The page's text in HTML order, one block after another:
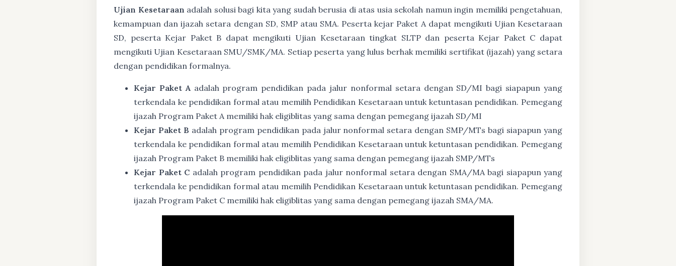
Ujian Kesetaraan adalah solusi bagi kita yang sudah berusia di atas usia sekolah namun ingin memiliki pengetahuan,
kemampuan dan ijazah setara dengan SD, SMP atau SMA. Peserta kejar Paket A dapat mengikuti Ujian Kesetaraan
SD, peserta Kejar Paket B dapat mengikuti Ujian Kesetaraan tingkat SLTP dan peserta Kejar Paket C dapat
mengikuti Ujian Kesetaraan SMU/SMK/MA. Setiap peserta yang lulus berhak memiliki sertifikat (ijazah) yang setara
dengan pendidikan formalnya.
Kejar Paket A adalah program pendidikan pada jalur nonformal setara dengan SD/MI bagi siapapun yang
terkendala ke pendidikan formal atau memilih Pendidikan Kesetaraan untuk ketuntasan pendidikan. Pemegang
ijazah Program Paket A memiliki hak eligiblitas yang sama dengan pemegang ijazah SD/MI
Kejar Paket B adalah program pendidikan pada jalur nonformal setara dengan SMP/MTs bagi siapapun yang
terkendala ke pendidikan formal atau memilih Pendidikan Kesetaraan untuk ketuntasan pendidikan. Pemegang
ijazah Program Paket B memiliki hak eligiblitas yang sama dengan pemegang ijazah SMP/MTs
Kejar Paket C adalah program pendidikan pada jalur nonformal setara dengan SMA/MA bagi siapapun yang
terkendala ke pendidikan formal atau memilih Pendidikan Kesetaraan untuk ketuntasan pendidikan. Pemegang
ijazah Program Paket C memiliki hak eligiblitas yang sama dengan pemegang ijazah SMA/MA.